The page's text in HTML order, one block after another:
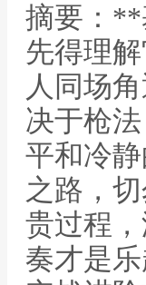
摘要：**
先得理
人同场
决于枪
平和冷
之路，
贵过程
奏才是